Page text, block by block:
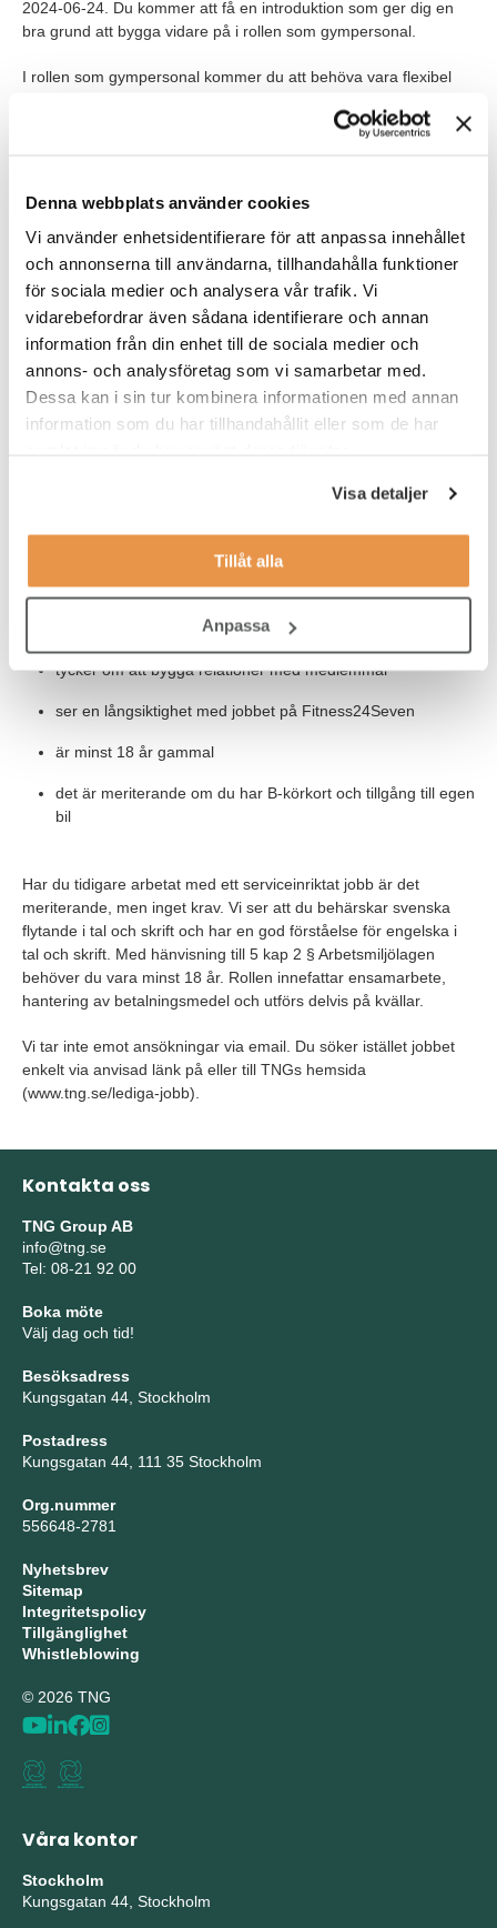
Denna webbplats använder cookies
Vi använder enhetsidentifierare för att anpassa innehållet
och annonserna till användarna, tillhandahålla funktioner
för sociala medier och analysera vår trafik. Vi
vidarebefordrar även sådana identifierare och annan
information från din enhet till de sociala medier och
annons- och analysföretag som vi samarbetar med.
Dessa kan i sin tur kombinera informationen med annan
information som du har tillhandahållit eller som de har
Visa detaljer
Tillåt alla
Anpassa
2024-06-24. Du kommer att få en introduktion som ger dig en
bra grund att bygga vidare på i rollen som gympersonal.
I rollen som gympersonal kommer du att behöva vara flexibel
avstämningar med en Gym Experience Manager, och under
introduktionen tar du del av vilka rutiner som du behöver ha koll
på.
Våra förväntningar
Vi söker dig som:
har en avslutad gymnasieexamen
jobbar effektivt, organiserat och självständigt
har lätt att anpassa dig efter olika situationer
tycker om att bygga relationer med medlemmar
ser en långsiktighet med jobbet på Fitness24Seven
är minst 18 år gammal
det är meriterande om du har B-körkort och tillgång till egen
bil
Har du tidigare arbetat med ett serviceinriktat jobb är det
meriterande, men inget krav. Vi ser att du behärskar svenska
flytande i tal och skrift och har en god förståelse för engelska i
tal och skrift. Med hänvisning till 5 kap 2 § Arbetsmiljölagen
behöver du vara minst 18 år. Rollen innefattar ensamarbete,
hantering av betalningsmedel och utförs delvis på kvällar.
Vi tar inte emot ansökningar via email. Du söker istället jobbet
enkelt via anvisad länk på eller till TNGs hemsida
(www.tng.se/lediga-jobb).
Kontakta oss
TNG Group AB
info@tng.se
Tel: 08-21 92 00
Boka möte
Välj dag och tid!
Besöksadress
Kungsgatan 44, Stockholm
Postadress
Kungsgatan 44, 111 35 Stockholm
Org.nummer
556648-2781
Nyhetsbrev
Sitemap
Integritetspolicy
Tillgänglighet
Whistleblowing
© 2026 TNG
Våra kontor
Stockholm
Kungsgatan 44, Stockholm